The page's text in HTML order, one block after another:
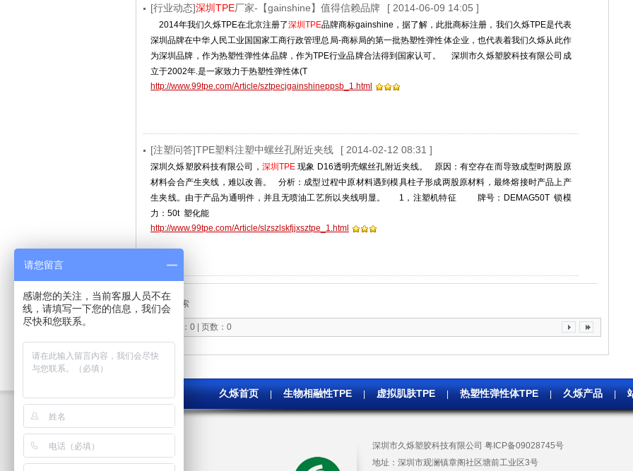
[行业动态]深圳TPE厂家-【gainshine】值得信赖品牌 [ 2014-06-09 14:05 ]
2014年我们久烁TPE在北京注册了深圳TPE品牌商标gainshine，据了解，此批商标注册，我们久烁TPE是代表
深圳品牌在中华人民工业国国家工商行政管理总局-商标局的第一批热塑性弹性体企业，也代表着我们久烁从此作
为深圳品牌，作为热塑性弹性体品牌，作为TPE行业品牌合法得到国家认可。 深圳市久烁塑胶科技有限公司成
立于2002年.是一家致力于热塑性弹性体(T
http://www.99tpe.com/Article/sztpecjgainshineppsb_1.html
[注塑问答]TPE塑料注塑中螺丝孔附近夹线 [ 2014-02-12 08:31 ]
深圳久烁塑胶科技有限公司， 深圳TPE 现象 D16透明壳螺丝孔附近夹线。 原因：有空存在而导致成型时两股原
材料会合产生夹线，难以改善。 分析：成型过程中原材料遇到模具柱子形成两股原材料，最终熔接时产品上产
生夹线。由于产品为通明件，并且无喷油工艺所以夹线明显。 1，注塑机特征 牌号：DEMAG50T 锁模
力：50t 塑化能
http://www.99tpe.com/Article/slzszlskfjjxsztpe_1.html
相关搜索
无相关搜索
记录总数：0 | 页数：0
久烁首页 | 生物相融性TPE | 虚拟肌肤TPE | 热塑性弹性体TPE | 久烁产品 |
深圳市久烁塑胶科技有限公司 粤ICP备09028745号
地址： 深圳市观澜镇章阁社区塘前工业区3号
请您留言
感谢您的关注，当前客服人员不在
线，请填写一下您的信息，我们会
尽快和您联系。